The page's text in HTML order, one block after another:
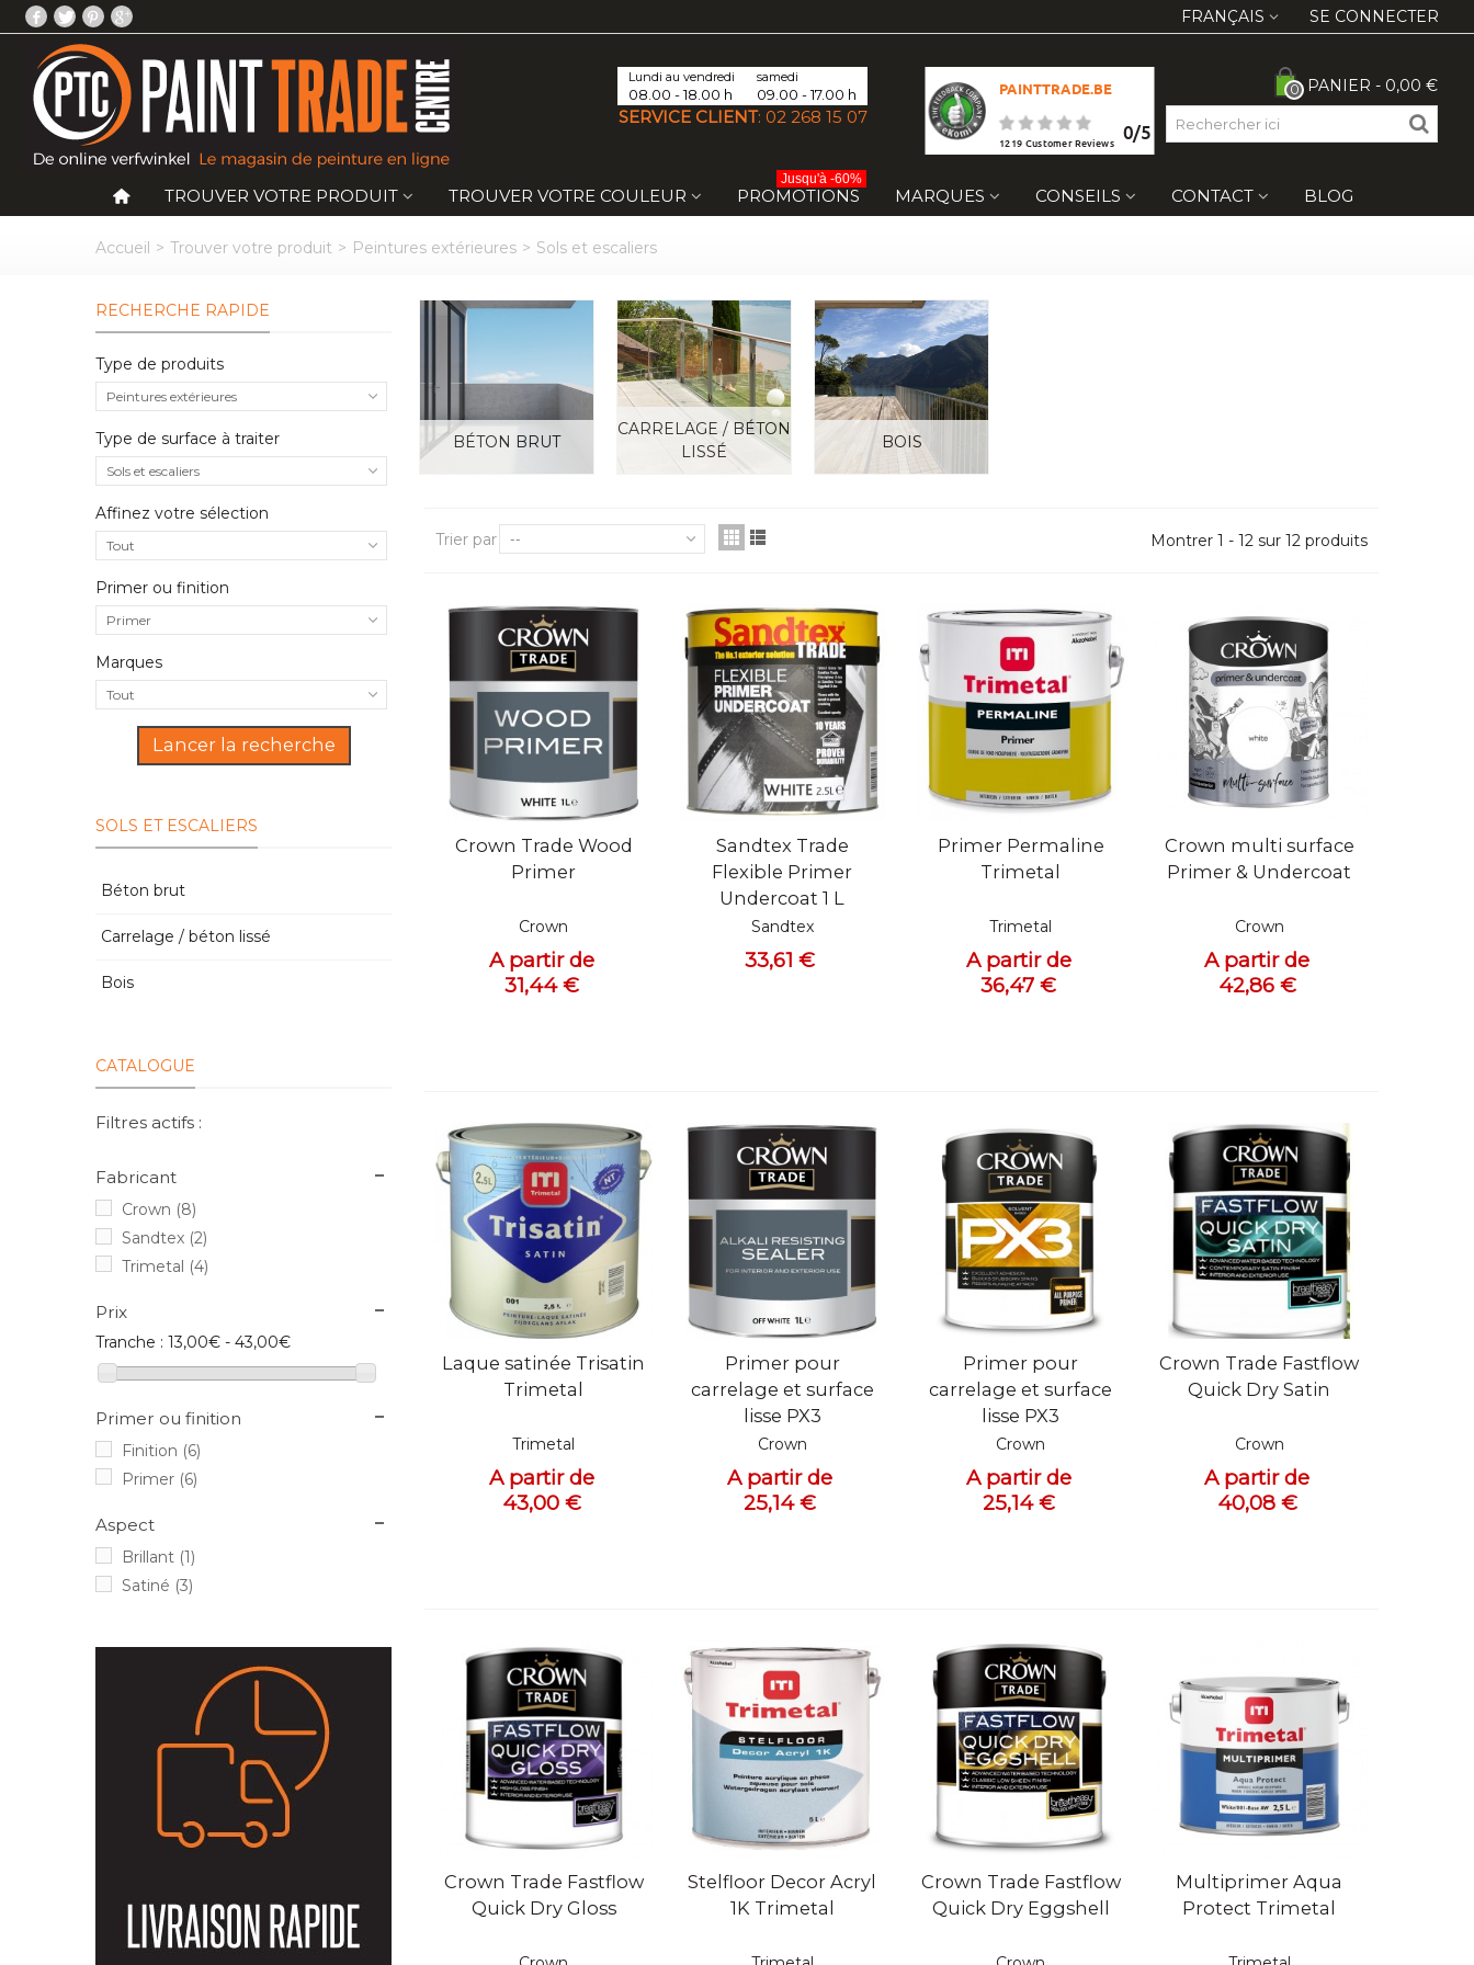
SE CONNECTER
FRANÇAIS
Lundi au vendredi
08.00 - 18.00 h
samedi
09.00 - 17.00 h
SERVICE CLIENT: 02 268 15 07
PAINTTRADE.BE
0/5
1219 Customer Reviews
0 PANIER - 0,00 €
TROUVER VOTRE PRODUIT TROUVER VOTRE COULEUR PROMOTIONS
Jusqu'à -60%
MARQUES CONSEILS CONTACT BLOG
Accueil > Trouver votre produit > Peintures extérieures > Sols et escaliers
RECHERCHE RAPIDE
Type de produits
Peintures extérieures
Type de surface à traiter
Sols et escaliers
Affinez votre sélection
Tout
Primer ou finition
Primer
Marques
Tout
Lancer la recherche
SOLS ET ESCALIERS
Béton brut
Carrelage / béton lissé
Bois
CATALOGUE
Filtres actifs :
Fabricant
Crown (8)
Sandtex (2)
Trimetal (4)
Prix
Tranche : 13,00€ - 43,00€
Primer ou finition
Finition (6)
Primer (6)
Aspect
Brillant (1)
Satiné (3)
BÉTON BRUT
CARRELAGE / BÉTON
LISSÉ
BOIS
Trier par -- Montrer 1 - 12 sur 12 produits
Vue rapide
Crown Trade Wood
Primer
Crown
A partir de
31,44 €
Vue rapide
Sandtex Trade
Flexible Primer
Undercoat 1 L
Sandtex
33,61 €
Vue rapide
Primer Permaline
Trimetal
Trimetal
A partir de
36,47 €
Vue rapide
Crown multi surface
Primer & Undercoat
Crown
A partir de
42,86 €
Vue rapide
Laque satinée Trisatin
Trimetal
Trimetal
A partir de
43,00 €
Vue rapide
Primer pour
carrelage et surface
lisse PX3
Crown
A partir de
25,14 €
Vue rapide
Primer pour
carrelage et surface
lisse PX3
Crown
A partir de
25,14 €
Vue rapide
Crown Trade Fastflow
Quick Dry Satin
Crown
A partir de
40,08 €
Vue rapide
Crown Trade Fastflow
Quick Dry Gloss
Vue rapide
Stelfloor Decor Acryl
1K Trimetal
Vue rapide
Crown Trade Fastflow
Quick Dry Eggshell
Vue rapide
Multiprimer Aqua
Protect Trimetal